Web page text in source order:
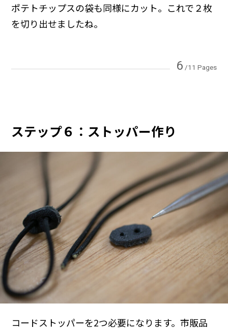
ポテトチップスの袋も同様にカット。これで２枚
を切り出せましたね。
6 /11 Pages
ステップ６：ストッパー作り
コードストッパーを2つ必要になります。市販品